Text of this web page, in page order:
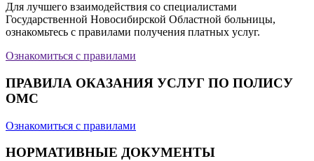
Для лучшего взаимодействия со специалистами
Государственной Новосибирской Областной больницы,
ознакомьтесь с правилами получения платных услуг.
Ознакомиться с правилами
ПРАВИЛА ОКАЗАНИЯ УСЛУГ ПО ПОЛИСУ
ОМС
Ознакомиться с правилами
НОРМАТИВНЫЕ ДОКУМЕНТЫ